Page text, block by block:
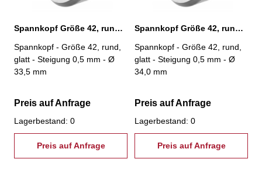
Spannkopf Größe 42, rund, glatt, Ø 33,5 mm
Spannkopf - Größe 42, rund,
glatt - Steigung 0,5 mm - Ø
33,5 mm
Preis auf Anfrage
Lagerbestand: 0
Preis auf Anfrage
Spannkopf Größe 42, rund, glatt, Ø 34,0 mm
Spannkopf - Größe 42, rund,
glatt - Steigung 0,5 mm - Ø
34,0 mm
Preis auf Anfrage
Lagerbestand: 0
Preis auf Anfrage